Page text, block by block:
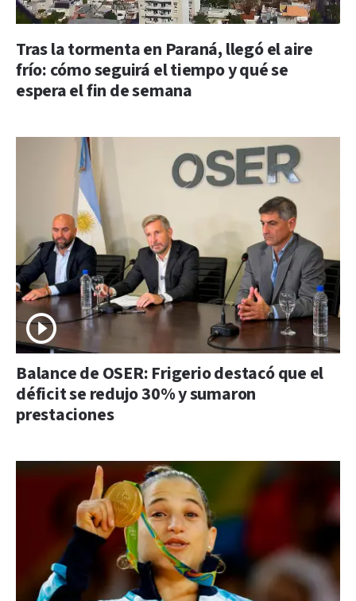
Tras la tormenta en Paraná, llegó el aire
frío: cómo seguirá el tiempo y qué se
espera el fin de semana
Balance de OSER: Frigerio destacó que el
déficit se redujo 30% y sumaron
prestaciones